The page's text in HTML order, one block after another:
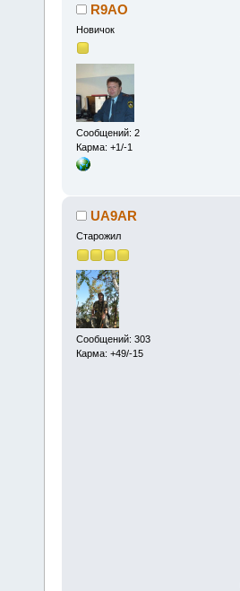
R9AO
Новичок
Сообщений: 2
Карма: +1/-1
UA9AR
Старожил
Сообщений: 303
Карма: +49/-15